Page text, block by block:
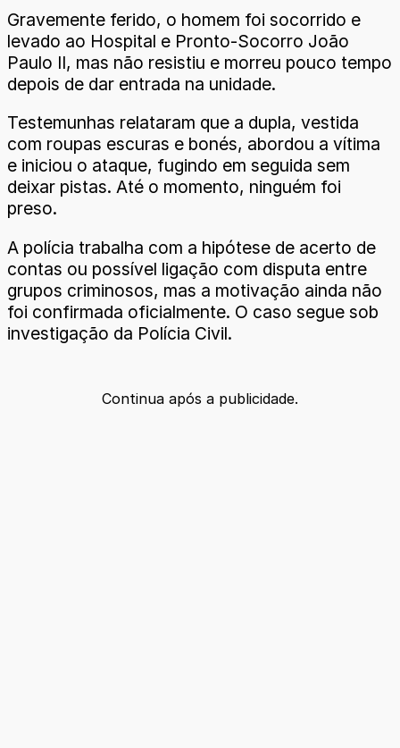
Gravemente ferido, o homem foi socorrido e
levado ao Hospital e Pronto-Socorro João
Paulo II, mas não resistiu e morreu pouco tempo
depois de dar entrada na unidade.
Testemunhas relataram que a dupla, vestida
com roupas escuras e bonés, abordou a vítima
e iniciou o ataque, fugindo em seguida sem
deixar pistas. Até o momento, ninguém foi
preso.
A polícia trabalha com a hipótese de acerto de
contas ou possível ligação com disputa entre
grupos criminosos, mas a motivação ainda não
foi confirmada oficialmente. O caso segue sob
investigação da Polícia Civil.
Continua após a publicidade.